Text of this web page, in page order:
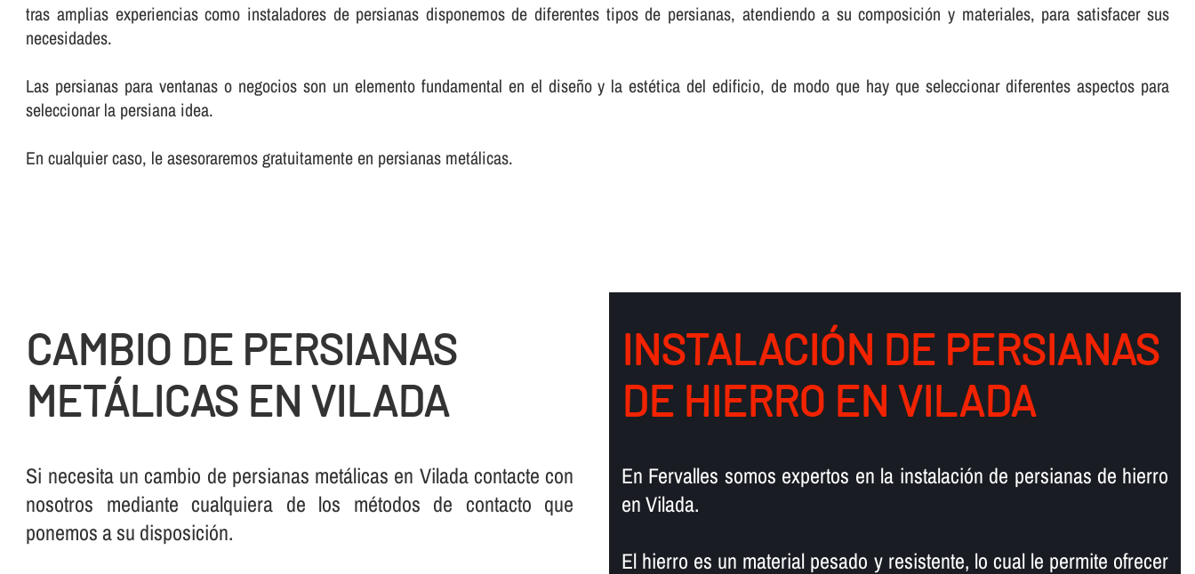
tras amplias experiencias como instaladores de persianas disponemos de diferentes tipos de persianas, atendiendo a su composición y materiales, para satisfacer sus
necesidades.
Las persianas para ventanas o negocios son un elemento fundamental en el diseño y la estética del edificio, de modo que hay que seleccionar diferentes aspectos para
seleccionar la persiana idea.
En cualquier caso, le asesoraremos gratuitamente en persianas metálicas.
CAMBIO DE PERSIANAS
METÁLICAS EN VILADA
Si necesita un cambio de persianas metálicas en Vilada contacte con
nosotros mediante cualquiera de los métodos de contacto que
ponemos a su disposición.
INSTALACIÓN DE PERSIANAS
DE HIERRO EN VILADA
En Fervalles somos expertos en la instalación de persianas de hierro
en Vilada.
El hierro es un material pesado y resistente, lo cual le permite ofrecer